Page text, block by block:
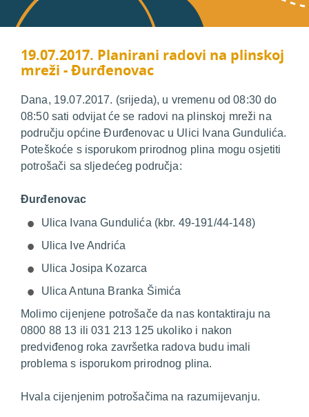
19.07.2017. Planirani radovi na plinskoj
mreži - Đurđenovac
Dana, 19.07.2017. (srijeda), u vremenu od 08:30 do
08:50 sati odvijat će se radovi na plinskoj mreži na
području općine Đurđenovac u Ulici Ivana Gundulića.
Poteškoće s isporukom prirodnog plina mogu osjetiti
potrošači sa sljedećeg područja:
Đurđenovac
Ulica Ivana Gundulića (kbr. 49-191/44-148)
Ulica Ive Andrića
Ulica Josipa Kozarca
Ulica Antuna Branka Šimića
Molimo cijenjene potrošače da nas kontaktiraju na
0800 88 13 ili 031 213 125 ukoliko i nakon
predviđenog roka završetka radova budu imali
problema s isporukom prirodnog plina.
Hvala cijenjenim potrošačima na razumijevanju.